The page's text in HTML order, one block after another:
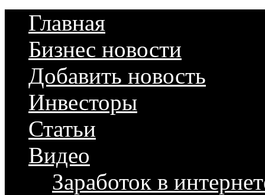
Главная
Бизнес новости
Добавить новость
Инвесторы
Статьи
Видео
Заработок в